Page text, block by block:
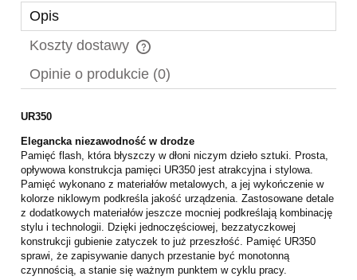
Opis
Koszty dostawy
Cena nie zawiera ewentualnych kosztów płatności
Opinie o produkcie (0)
UR350
Elegancka niezawodność w drodze
Pamięć flash, która błyszczy w dłoni niczym dzieło sztuki. Prosta,
opływowa konstrukcja pamięci UR350 jest atrakcyjna i stylowa.
Pamięć wykonano z materiałów metalowych, a jej wykończenie w
kolorze niklowym podkreśla jakość urządzenia. Zastosowane detale
z dodatkowych materiałów jeszcze mocniej podkreślają kombinację
stylu i technologii. Dzięki jednoczęściowej, bezzatyczkowej
konstrukcji gubienie zatyczek to już przeszłość. Pamięć UR350
sprawi, że zapisywanie danych przestanie być monotonną
czynnością, a stanie się ważnym punktem w cyklu pracy.